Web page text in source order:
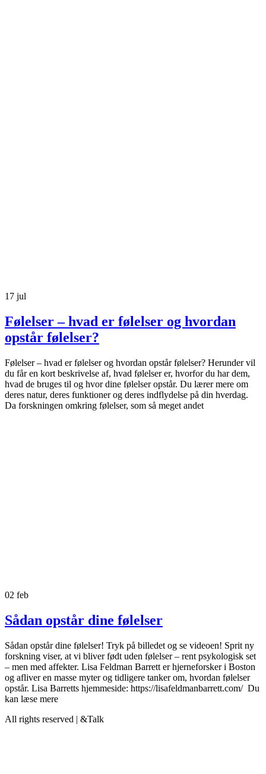
17 jul
Følelser – hvad er følelser og hvordan
opstår følelser?
Følelser – hvad er følelser og hvordan opstår følelser? Herunder vil
du får en kort beskrivelse af, hvad følelser er, hvorfor du har dem,
hvad de bruges til og hvor dine følelser opstår. Du lærer mere om
deres natur, deres funktioner og deres indflydelse på din hverdag.
Da forskningen omkring følelser, som så meget andet
02 feb
Sådan opstår dine følelser
Sådan opstår dine følelser! Tryk på billedet og se videoen! Sprit ny
forskning viser, at vi bliver født uden følelser – rent psykologisk set
– men med affekter. Lisa Feldman Barrett er hjerneforsker i Boston
og afliver en masse myter og tidligere tanker om, hvordan følelser
opstår. Lisa Barretts hjemmeside: https://lisafeldmanbarrett.com/ Du
kan læse mere
All rights reserved | &Talk